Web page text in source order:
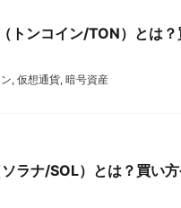
トンコイン/TON）とは
, 仮想通貨, 暗号資産
ソラナ/SOL）とは？買い